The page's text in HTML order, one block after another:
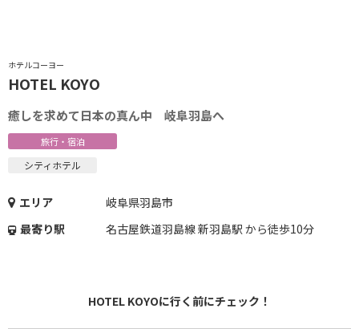
ホテルコーヨー
HOTEL KOYO
癒しを求めて日本の真ん中 岐阜羽島へ
旅行・宿泊
シティホテル
エリア
岐阜県羽島市
最寄り駅
名古屋鉄道羽島線 新羽島駅 から徒歩10分
HOTEL KOYOに行く前にチェック！